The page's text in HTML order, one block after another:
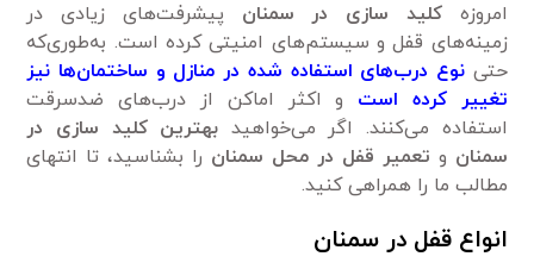
امروزهکلید سازی در سمنان پیشرفت‌های زیادی در
زمینه‌های قفل و سیستم‌های امنیتی کرده است. به‌طوری‌که
حتینوع درب‌های استفاده شده در منازل و ساختمان‌ها نیز
تغییر کرده است و اکثر اماکن از درب‌های ضدسرقت
استفاده می‌کنند. اگر می‌خواهید بهترین کلید سازی در
سمنان و تعمیر قفل در محل سمنان را بشناسید، تا انتهای
مطالب ما را همراهی کنید.
انواع قفل در سمنان